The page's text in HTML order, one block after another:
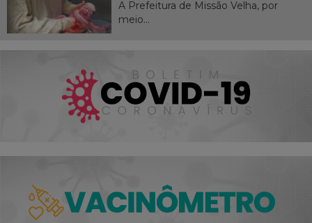
A Prefeitura de Missão Velha, por
meio...